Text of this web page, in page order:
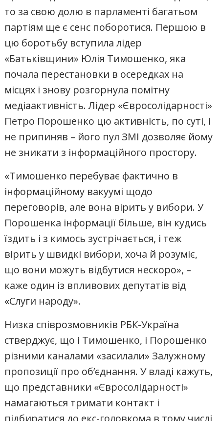
то за свою долю в парламенті багатьом
партіям ще є сенс поборотися. Першою в
цю боротьбу вступила лідер
«Батьківщини» Юлія Тимошенко, яка
почала перестановки в осередках на
місцях і знову розгорнула помітну
медіаактивність. Лідер «Євросолідарності»
Петро Порошенко цю активність, по суті, і
не припиняв – його пул ЗМІ дозволяє йому
не зникати з інформаційного простору.
«Тимошенко перебуває фактично в
інформаційному вакуумі щодо
переговорів, але вона вірить у вибори. У
Порошенка інформації більше, він кудись
їздить і з кимось зустрічається, і теж
вірить у швидкі вибори, хоча й розуміє,
що вони можуть відбутися нескоро», –
каже один із впливових депутатів від
«Слуги народу».
Низка співрозмовників РБК-Україна
стверджує, що і Тимошенко, і Порошенко
різними каналами «засилали» Залужному
пропозиції про об’єднання. У владі кажуть,
що представники «Євросолідарності»
намагаються тримати контакт і
підбиратися до екс-головкома в тому числі